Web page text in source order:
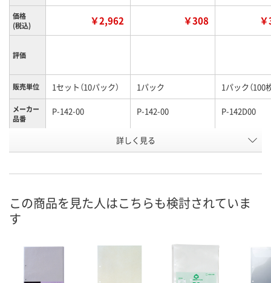
価格
(税込)
￥2,962 ￥308
評価
販売単位 1セット（10パック） 1パック 1パック（100
メーカー
品番
P-142-00 P-142-00 P-142D00
EX61928 AK04925
8月9日（日）
詳しく見る
この商品を見た人はこちらも検討されていま
す